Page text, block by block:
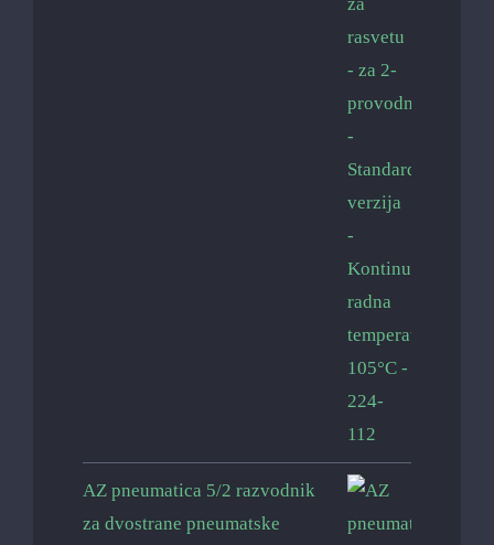
AZ pneumatica 5/2 razvodnik
za dvostrane pneumatske